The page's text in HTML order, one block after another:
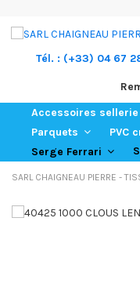
Tél. : (+33) 04 67
Accessoires sellerie
Parquets
PVC
Serge Ferrari
SARL CHAIGNEAU PIERRE -